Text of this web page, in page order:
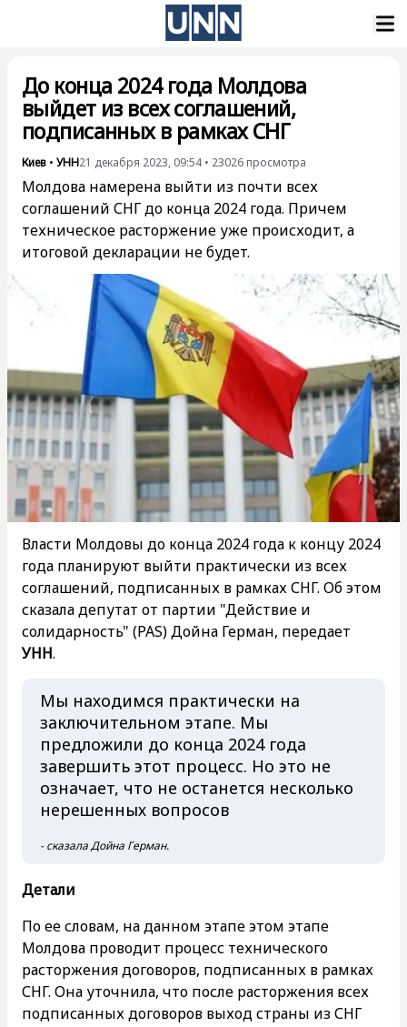
До конца 2024 года Молдова
выйдет из всех соглашений,
подписанных в рамках СНГ
Киев • УНН21 декабря 2023, 09:54 • 23026 просмотра
Молдова намерена выйти из почти всех
соглашений СНГ до конца 2024 года. Причем
техническое расторжение уже происходит, а
итоговой декларации не будет.
Власти Молдовы до конца 2024 года к концу 2024
года планируют выйти практически из всех
соглашений, подписанных в рамках СНГ. Об этом
сказала депутат от партии "Действие и
солидарность" (PAS) Дойна Герман, передает
УНН.
Мы находимся практически на
заключительном этапе. Мы
предложили до конца 2024 года
завершить этот процесс. Но это не
означает, что не останется несколько
нерешенных вопросов
- сказала Дойна Герман.
Детали
По ее словам, на данном этапе этом этапе
Молдова проводит процесс технического
расторжения договоров, подписанных в рамках
СНГ. Она уточнила, что после расторжения всех
подписанных договоров выход страны из СНГ